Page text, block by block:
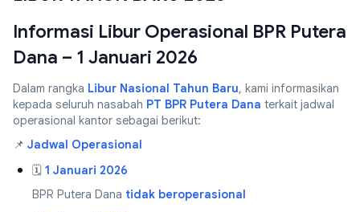
Informasi Libur Operasional BPR Putera
Dana – 1 Januari 2026
Dalam rangka Libur Nasional Tahun Baru, kami informasikan
kepada seluruh nasabah PT BPR Putera Dana terkait jadwal
operasional kantor sebagai berikut:
📌 Jadwal Operasional
🗓 1 Januari 2026
BPR Putera Dana tidak beroperasional